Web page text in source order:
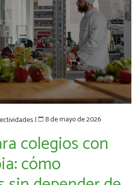
| 8 de mayo de 2026
colegios con
cómo